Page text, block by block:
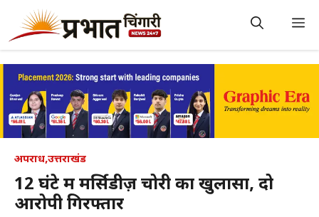
content
अपराध,उत्तराखंड
12 घंटे में मर्सिडीज़ चोरी का खुलासा, दो
आरोपी गिरफ्तार